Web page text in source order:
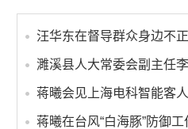
蒋曦会见上海电科智能客人